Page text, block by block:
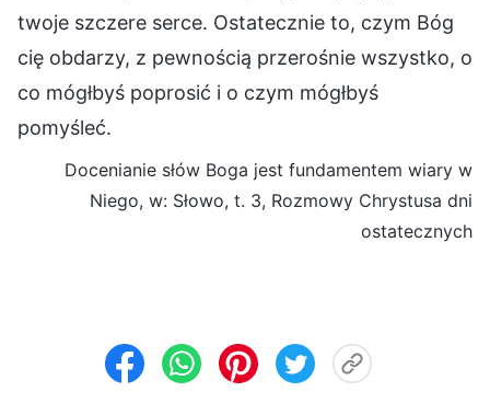
twoje szczere serce. Ostatecznie to, czym Bóg
cię obdarzy, z pewnością przerośnie wszystko, o
co mógłbyś poprosić i o czym mógłbyś
pomyśleć.
Docenianie słów Boga jest fundamentem wiary w
Niego, w: Słowo, t. 3, Rozmowy Chrystusa dni
ostatecznych